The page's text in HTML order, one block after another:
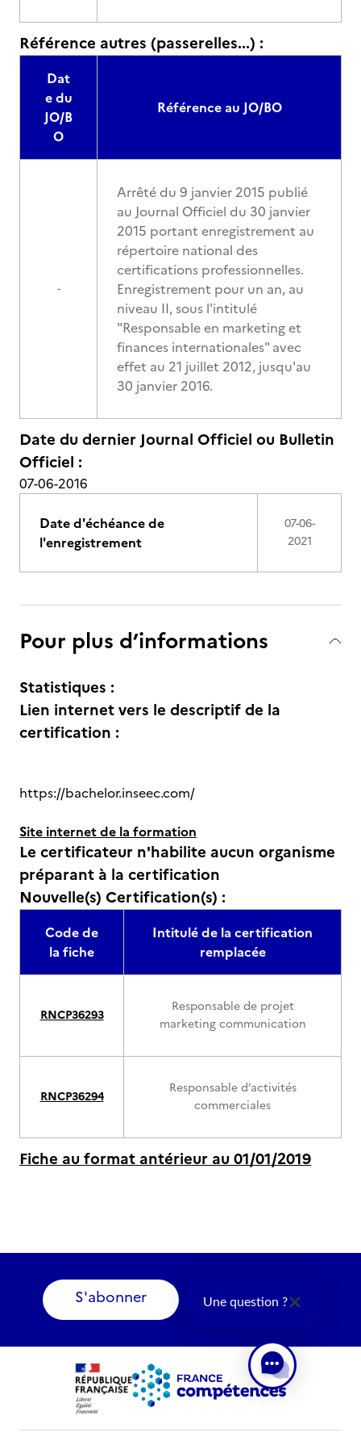
Référence autres (passerelles...) :
Dat
e du
JO/B
O
Référence au JO/BO
-
Arrêté du 9 janvier 2015 publié
au Journal Officiel du 30 janvier
2015 portant enregistrement au
répertoire national des
certifications professionnelles.
Enregistrement pour un an, au
niveau II, sous l'intitulé
"Responsable en marketing et
finances internationales" avec
effet au 21 juillet 2012, jusqu'au
30 janvier 2016.
Date du dernier Journal Officiel ou Bulletin
Officiel :
07-06-2016
Date d'échéance de
l'enregistrement
07-06-
2021
Pour plus d’informations
Statistiques :
Lien internet vers le descriptif de la
certification :
https://bachelor.inseec.com/
Site internet de la formation
Le certificateur n'habilite aucun organisme
préparant à la certification
Nouvelle(s) Certification(s) :
Code de
la fiche
Intitulé de la certification
remplacée
RNCP36293
Responsable de projet
marketing communication
RNCP36294
Responsable d’activités
commerciales
Fiche au format antérieur au 01/01/2019
S'abonner Une question ?